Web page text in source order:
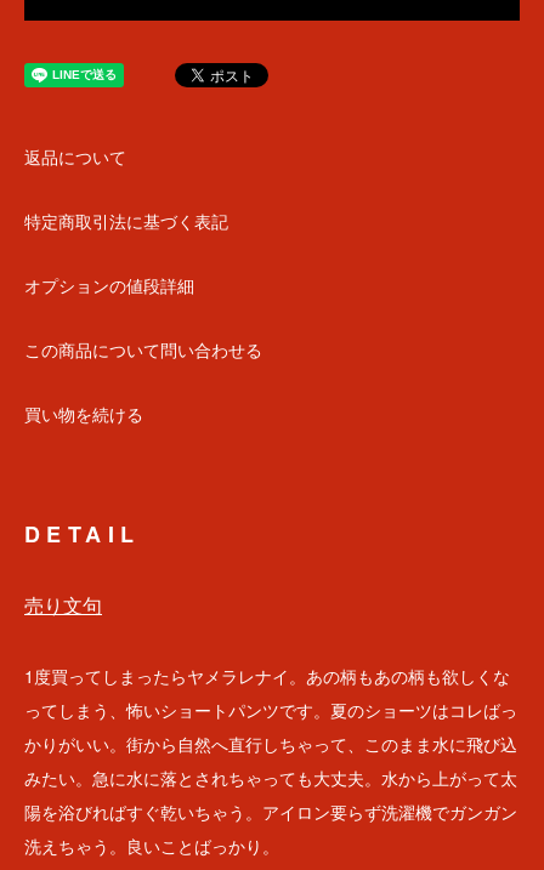
返品について
特定商取引法に基づく表記
オプションの値段詳細
この商品について問い合わせる
買い物を続ける
DETAIL
売り文句
1度買ってしまったらヤメラレナイ。あの柄もあの柄も欲しくな
ってしまう、怖いショートパンツです。夏のショーツはコレばっ
かりがいい。街から自然へ直行しちゃって、このまま水に飛び込
みたい。急に水に落とされちゃっても大丈夫。水から上がって太
陽を浴びればすぐ乾いちゃう。アイロン要らず洗濯機でガンガン
洗えちゃう。良いことばっかり。